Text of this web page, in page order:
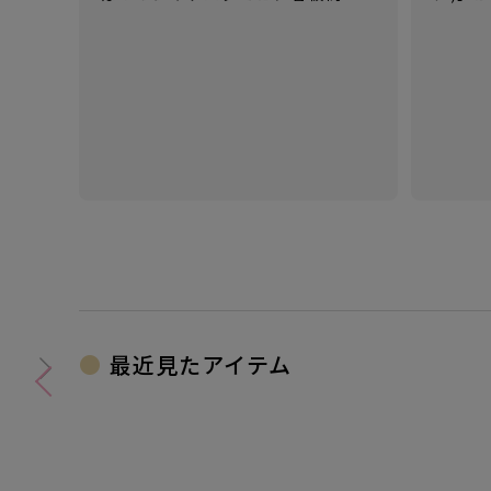
最近見たアイテム